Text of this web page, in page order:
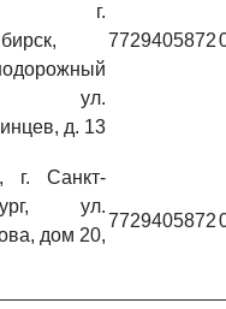
г.
ул.
д. 13
7729405872
г. Санкт-
ул.
дом 20,
7729405872